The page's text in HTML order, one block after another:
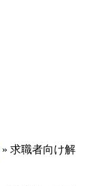
» 求職者向け解